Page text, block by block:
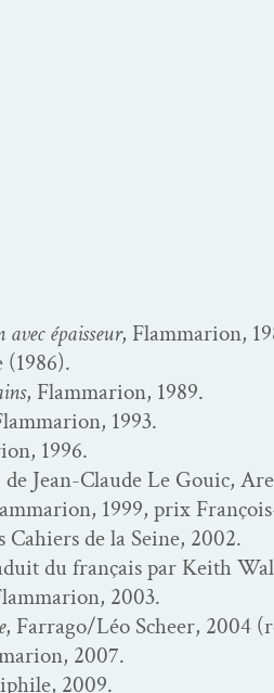
épais­seur, Flam­mar­i­on,
(1986).
, Flam­mar­i­on, 1989.
1993.
1996.
Jean-Claude Le Gouic,
1999, prix
Cahiers de la Seine, 2002.
du français par Kei­th
2003.
, Farrago/Léo Scheer, 2004
2007.
2009.